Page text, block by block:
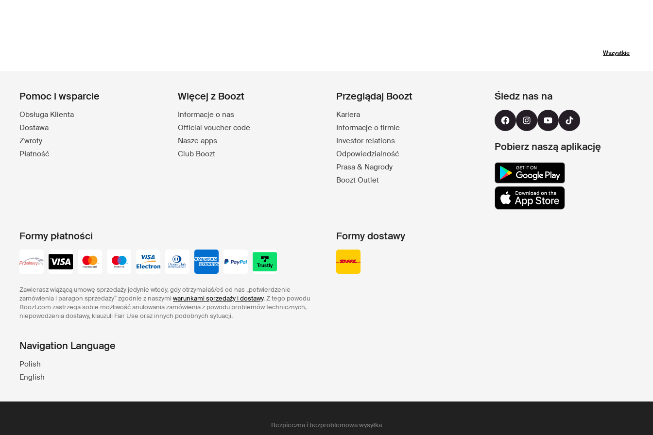
Wszystkie
Pomoc i wsparcie
Obsługa Klienta
Dostawa
Zwroty
Płatność
Więcej z Boozt
Informacje o nas
Official voucher code
Nasze apps
Club Boozt
Przeglądaj Boozt
Kariera
Informacje o firmie
Investor relations
Odpowiedzialność
Prasa & Nagrody
Boozt Outlet
Śledz nas na
Pobierz naszą aplikację
Formy płatności
Zawierasz wiążącą umowę sprzedaży jedynie wtedy, gdy otrzymałaś/eś od nas „potwierdzenie
zamówienia i paragon sprzedaży” zgodnie z naszymi warunkami sprzedaży i dostawy. Z tego powodu
Boozt.com zastrzega sobie możliwość anulowania zamówienia z powodu problemów technicznych,
niepowodzenia dostawy, klauzuli Fair Use oraz innych podobnych sytuacji.
Formy dostawy
Navigation Language
Polish
English
Bezpieczna i bezproblemowa wysyłka